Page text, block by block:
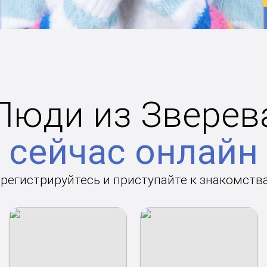
из
сейчас онлайн
и приступайте к